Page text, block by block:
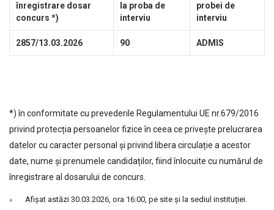
înregistrare dosar
concurs *)
la proba de
interviu
probei de
interviu
2857/13.03.2026 90 ADMIS
*) în conformitate cu prevederile Regulamentului UE nr.679/2016
privind protecția persoanelor fizice în ceea ce privește prelucrarea
datelor cu caracter personal și privind libera circulație a acestor
date, nume și prenumele candidaților, fiind înlocuite cu numărul de
înregistrare al dosarului de concurs.
Afișat astăzi 30.03.2026, ora 16:00, pe site și la sediul instituției.